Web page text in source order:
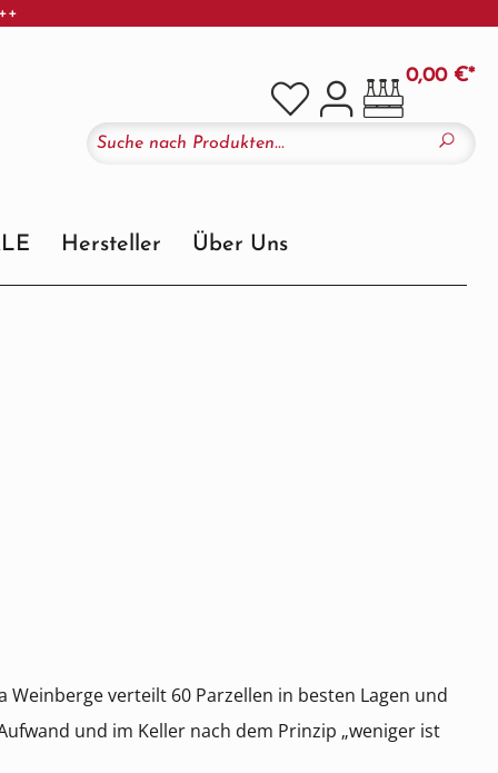
0,00 €*
Hersteller Über Uns
verteilt 60 Parzellen in besten Lagen und
und im Keller nach dem Prinzip „weniger ist